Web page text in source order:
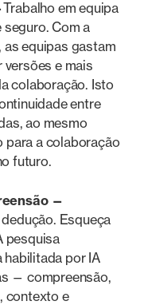
Trabalho em equipa
Com a
equipas gastam
versões e mais
colaboração. Isto
entre
ao mesmo
para a colaboração
futuro.
—
Esqueça
pesquisa
habilitada por IA
— compreensão,
contexto e